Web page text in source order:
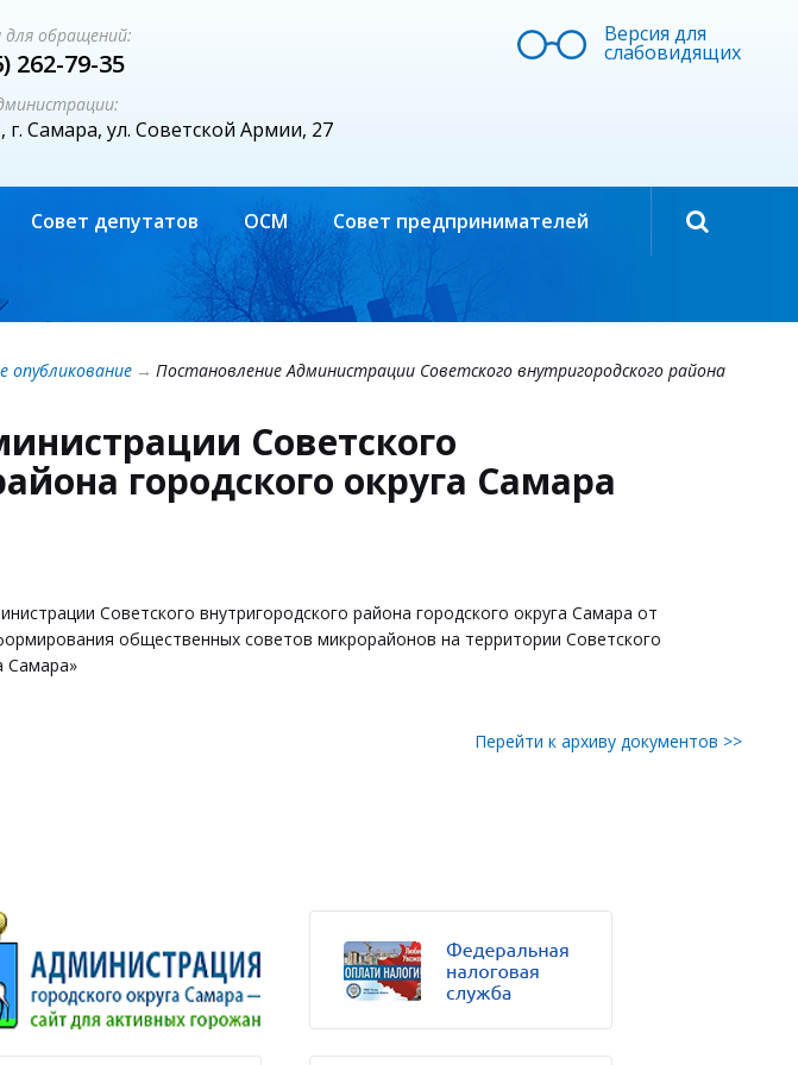
для обращений:
262-79-35
г. Самара, ул. Советской Армии, 27
Версия для
слабовидящих
Совет депутатов ОСМ Совет предпринимателей
опубликование → Постановление Администрации Советского внутригородского района
Советского
городского округа Самара
Советского внутригородского района городского округа Самара от
общественных советов микрорайонов на территории Советского
Самара»
Перейти к архиву документов >>